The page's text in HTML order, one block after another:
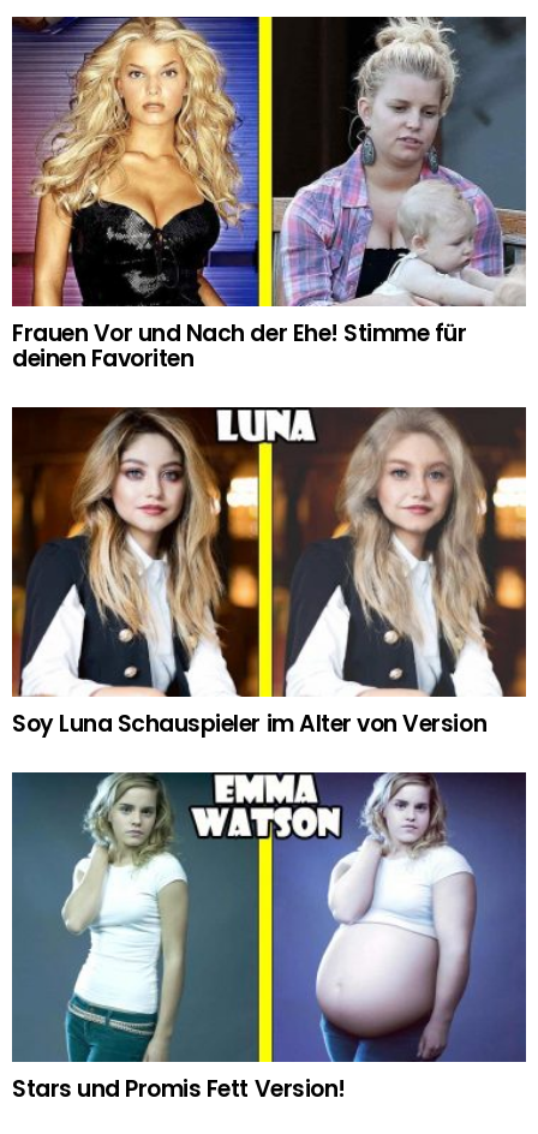
Frauen Vor und Nach der Ehe! Stimme für
deinen Favoriten
Soy Luna Schauspieler im Alter von Version
Stars und Promis Fett Version!